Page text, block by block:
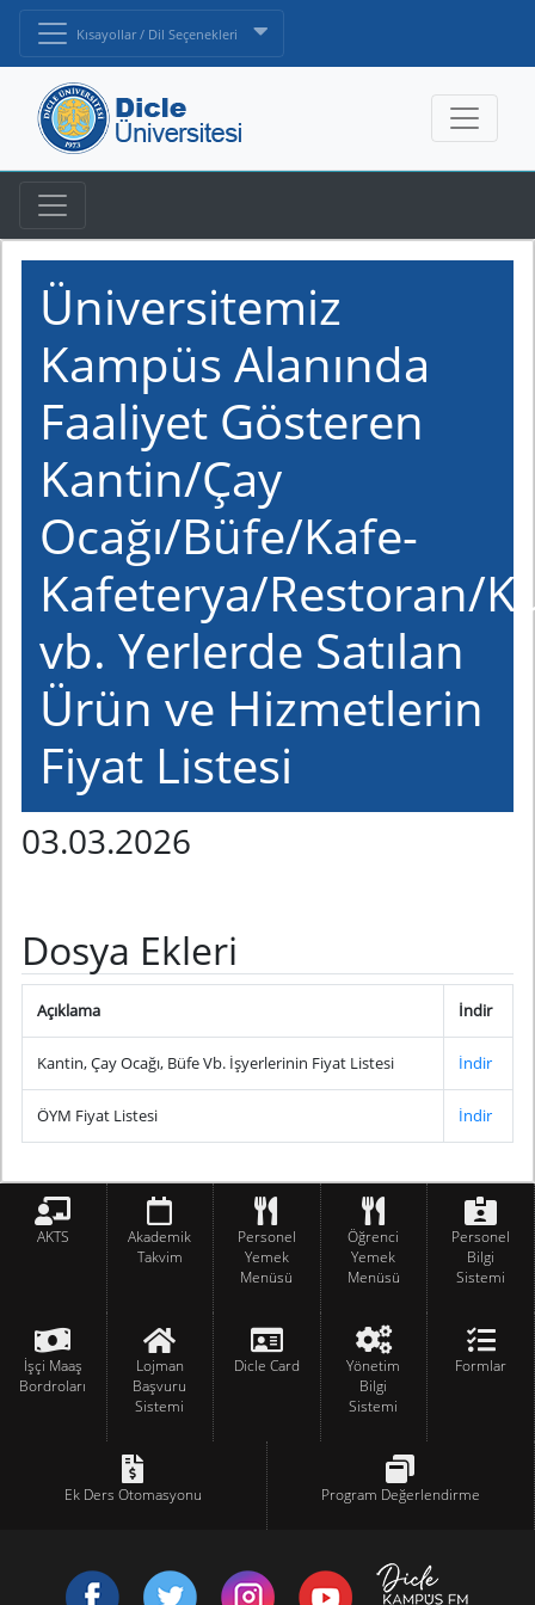
Kısayollar / Dil Seçenekleri
Üniversitemiz
Kampüs Alanında
Faaliyet Gösteren
Kantin/Çay
Ocağı/Büfe/Kafe-
Kafeterya/Restoran/
vb. Yerlerde Satılan
Ürün ve Hizmetlerin
Fiyat Listesi
03.03.2026
Dosya Ekleri
Açıklama İndir
Kantin, Çay Ocağı, Büfe Vb. İşyerlerinin Fiyat Listesi İndir
ÖYM Fiyat Listesi İndir
AKTS
Akademik
Takvim
Personel
Yemek
Menüsü
Öğrenci
Yemek
Menüsü
Personel
Bilgi
Sistemi
İşçi Maaş
Bordroları
Lojman
Başvuru
Sistemi
Dicle Card
Yönetim
Bilgi
Sistemi
Formlar
Ek Ders Otomasyonu Program Değerlendirme